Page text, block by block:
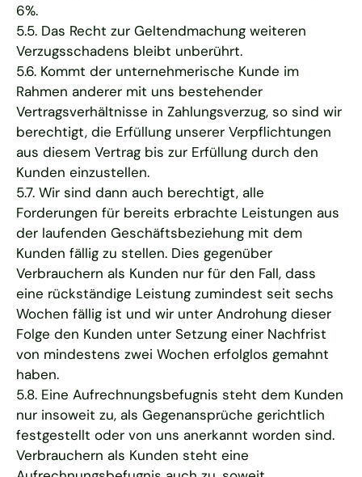
6%.
5.5. Das Recht zur Geltendmachung weiteren
Verzugsschadens bleibt unberührt.
5.6. Kommt der unternehmerische Kunde im
Rahmen anderer mit uns bestehender
Vertragsverhältnisse in Zahlungsverzug, so sind wir
berechtigt, die Erfüllung unserer Verpflichtungen
aus diesem Vertrag bis zur Erfüllung durch den
Kunden einzustellen.
5.7. Wir sind dann auch berechtigt, alle
Forderungen für bereits erbrachte Leistungen aus
der laufenden Geschäftsbeziehung mit dem
Kunden fällig zu stellen. Dies gegenüber
Verbrauchern als Kunden nur für den Fall, dass
eine rückständige Leistung zumindest seit sechs
Wochen fällig ist und wir unter Androhung dieser
Folge den Kunden unter Setzung einer Nachfrist
von mindestens zwei Wochen erfolglos gemahnt
haben.
5.8. Eine Aufrechnungsbefugnis steht dem Kunden
nur insoweit zu, als Gegenansprüche gerichtlich
festgestellt oder von uns anerkannt worden sind.
Verbrauchern als Kunden steht eine